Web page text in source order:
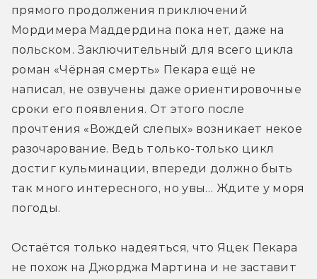
прямого продолжения приключений
Мордимера Маддердина пока нет, даже на
польском. Заключительный для всего цикла
роман «Чёрная смерть» Пекара ещё не
написал, не озвучены даже ориентировочные
сроки его появления. От этого после
прочтения «Вождей слепых» возникает некое
разочарование. Ведь только-только цикл
достиг кульминации, впереди должно быть
так много интересного, но увы… Ждите у моря
погоды.
Остаётся только надеяться, что Яцек Пекара
не похож на Джорджа Мартина и не заставит